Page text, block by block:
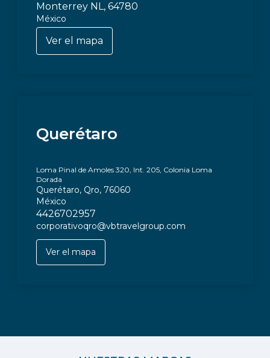
Monterrey NL, 64780
México
Ver el mapa
Querétaro
Loma Pinal de Amoles 320, Int. 205, Colonia Loma
Dorada
Querétaro, Qro, 76060
México
4426702957
corporativoqro@vbtravelgroup.com
Ver el mapa